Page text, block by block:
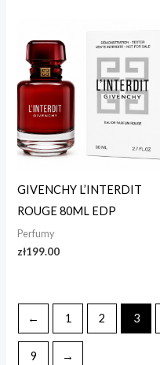
GIVENCHY L’INTERDIT
ROUGE 80ML EDP
Perfumy
zł199.00
← 1 2 3
9 →